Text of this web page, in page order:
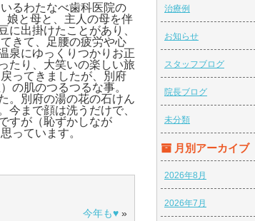
るわたなべ歯科医院の
娘と母と、主人の母を伴
に出掛けたことがあり、
きて、足腰の疲労や心
泉にゆっくりつかりお正
たり、大笑いの楽しい旅
ってきましたが、別府
の肌のつるつるな事。
。別府の湯の花の石けん
今まで顔は洗うだけで、
すが（恥ずかしなが
っています。
今年も♥ »
治療例
お知らせ
スタッフブログ
院長ブログ
未分類
月別アーカイブ
2026年8月
2026年7月